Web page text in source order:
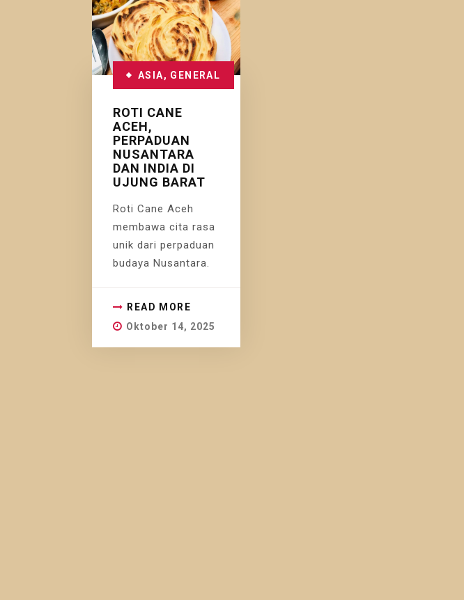
ASIA, GENERAL
ROTI CANE
ACEH,
PERPADUAN
NUSANTARA
DAN INDIA DI
UJUNG BARAT
Roti Cane Aceh
membawa cita rasa
unik dari perpaduan
budaya Nusantara.
READ MORE
Oktober 14, 2025